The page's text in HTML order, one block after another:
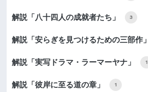
解説「八十四人の成就者たち」 3
解説「安らぎを見つけるための三部作」
解説「実写ドラマ・ラーマーヤナ」 1
解説「彼岸に至る道の章」 1